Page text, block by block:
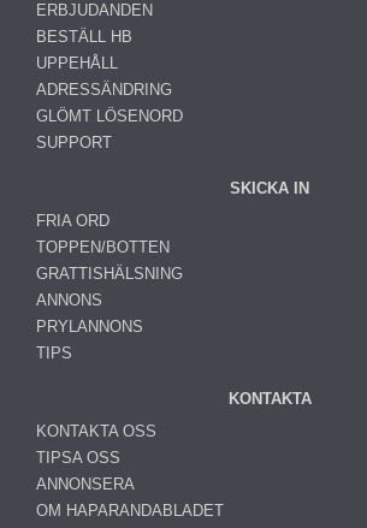
ERBJUDANDEN
BESTÄLL HB
UPPEHÅLL
ADRESSÄNDRING
GLÖMT LÖSENORD
SUPPORT
SKICKA IN
FRIA ORD
TOPPEN/BOTTEN
GRATTISHÄLSNING
ANNONS
PRYLANNONS
TIPS
KONTAKTA
KONTAKTA OSS
TIPSA OSS
ANNONSERA
OM HAPARANDABLADET